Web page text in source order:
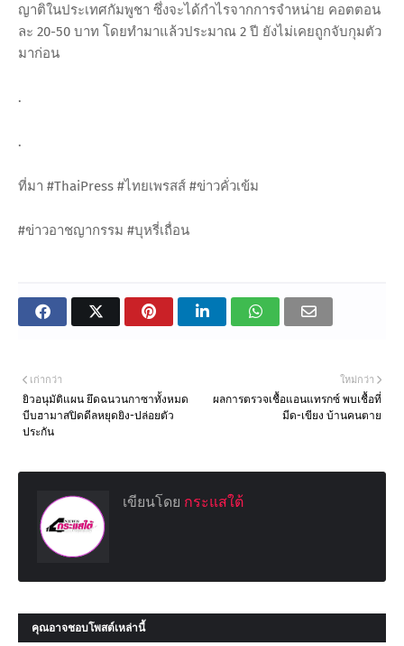
ญาติในประเทศกัมพูชา ซึ่งจะได้กำไรจากการจำหน่าย คอตตอน
ละ 20-50 บาท โดยทำมาแล้วประมาณ 2 ปี ยังไม่เคยถูกจับกุมตัว
มาก่อน
.
.
ที่มา #ThaiPress #ไทยเพรสส์ #ข่าวคั่วเข้ม
#ข่าวอาชญากรรม #บุหรี่เถื่อน
ใหม่กว่า
ผลการตรวจเชื้อแอนแทรกซ์ พบเชื้อที่
มีด-เขียง บ้านคนตาย
เก่ากว่า
ยิวอนุมัติแผน ยึดฉนวนกาซาทั้งหมด
บีบฮามาสปิดดีลหยุดยิง-ปล่อยตัว
ประกัน
เขียนโดย กระแสใต้
คุณอาจชอบโพสต์เหล่านี้